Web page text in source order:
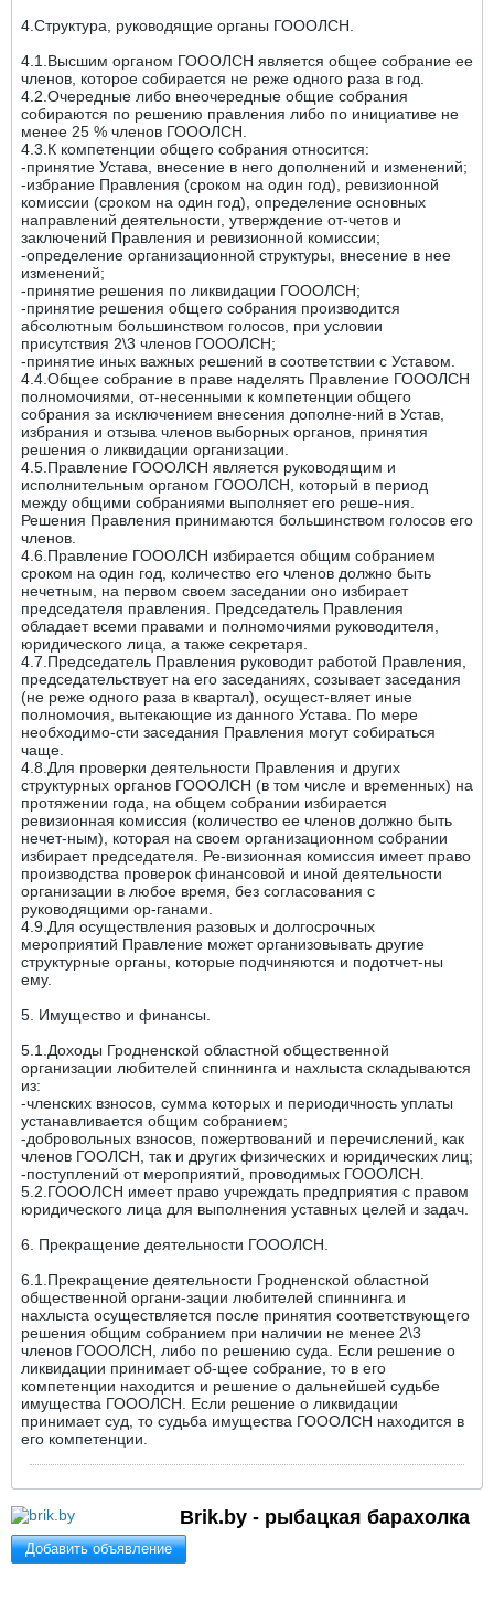
4.Структура, руководящие органы ГОООЛСН.
4.1.Высшим органом ГОООЛСН является общее собрание ее
членов, которое собирается не реже одного раза в год.
4.2.Очередные либо внеочередные общие собрания
собираются по решению правления либо по инициативе не
менее 25 % членов ГОООЛСН.
4.3.К компетенции общего собрания относится:
-принятие Устава, внесение в него дополнений и изменений;
-избрание Правления (сроком на один год), ревизионной
комиссии (сроком на один год), определение основных
направлений деятельности, утверждение от-четов и
заключений Правления и ревизионной комиссии;
-определение организационной структуры, внесение в нее
изменений;
-принятие решения по ликвидации ГОООЛСН;
-принятие решения общего собрания производится
абсолютным большинством голосов, при условии
присутствия 2\3 членов ГОООЛСН;
-принятие иных важных решений в соответствии с Уставом.
4.4.Общее собрание в праве наделять Правление ГОООЛСН
полномочиями, от-несенными к компетенции общего
собрания за исключением внесения дополне-ний в Устав,
избрания и отзыва членов выборных органов, принятия
решения о ликвидации организации.
4.5.Правление ГОООЛСН является руководящим и
исполнительным органом ГОООЛСН, который в период
между общими собраниями выполняет его реше-ния.
Решения Правления принимаются большинством голосов его
членов.
4.6.Правление ГОООЛСН избирается общим собранием
сроком на один год, количество его членов должно быть
нечетным, на первом своем заседании оно избирает
председателя правления. Председатель Правления
обладает всеми правами и полномочиями руководителя,
юридического лица, а также секретаря.
4.7.Председатель Правления руководит работой Правления,
председательствует на его заседаниях, созывает заседания
(не реже одного раза в квартал), осущест-вляет иные
полномочия, вытекающие из данного Устава. По мере
необходимо-сти заседания Правления могут собираться
чаще.
4.8.Для проверки деятельности Правления и других
структурных органов ГОООЛСН (в том числе и временных) на
протяжении года, на общем собрании избирается
ревизионная комиссия (количество ее членов должно быть
нечет-ным), которая на своем организационном собрании
избирает председателя. Ре-визионная комиссия имеет право
производства проверок финансовой и иной деятельности
организации в любое время, без согласования с
руководящими ор-ганами.
4.9.Для осуществления разовых и долгосрочных
мероприятий Правление может организовывать другие
структурные органы, которые подчиняются и подотчет-ны
ему.
5. Имущество и финансы.
5.1.Доходы Гродненской областной общественной
организации любителей спиннинга и нахлыста складываются
из:
-членских взносов, сумма которых и периодичность уплаты
устанавливается общим собранием;
-добровольных взносов, пожертвований и перечислений, как
членов ГООЛСН, так и других физических и юридических лиц;
-поступлений от мероприятий, проводимых ГОООЛСН.
5.2.ГОООЛСН имеет право учреждать предприятия с правом
юридического лица для выполнения уставных целей и задач.
6. Прекращение деятельности ГОООЛСН.
6.1.Прекращение деятельности Гродненской областной
общественной органи-зации любителей спиннинга и
нахлыста осуществляется после принятия соответствующего
решения общим собранием при наличии не менее 2\3
членов ГОООЛСН, либо по решению суда. Если решение о
ликвидации принимает об-щее собрание, то в его
компетенции находится и решение о дальнейшей судьбе
имущества ГОООЛСН. Если решение о ликвидации
принимает суд, то судьба имущества ГОООЛСН находится в
его компетенции.
Brik.by - рыбацкая барахолка
Добавить объявление